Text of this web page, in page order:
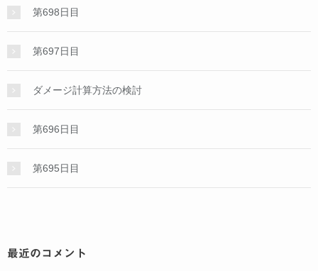
第698日目
第697日目
ダメージ計算方法の検討
第696日目
第695日目
最近のコメント